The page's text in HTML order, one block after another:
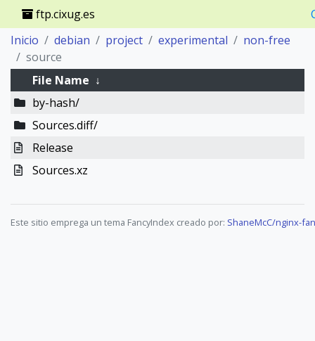
ftp.cixug.es
Inicio
debian project experimental
non-free
source
File Name ↓
by-hash/
Sources.diff/
Release
Sources.xz
Este sitio emprega un tema FancyIndex creado por: ShaneMcC/nginx-